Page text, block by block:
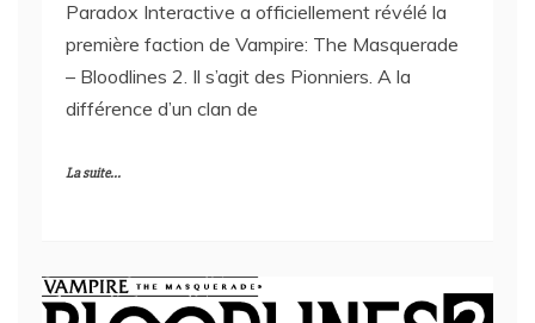
Paradox Interactive a officiellement révélé la
première faction de Vampire: The Masquerade
– Bloodlines 2. Il s’agit des Pionniers. A la
différence d’un clan de
La suite...